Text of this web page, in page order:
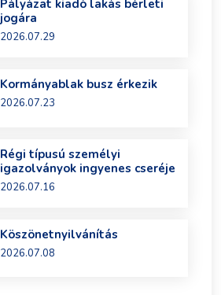
Pályázat kiadó lakás bérleti
jogára
2026.07.29
Kormányablak busz érkezik
2026.07.23
Régi típusú személyi
igazolványok ingyenes cseréje
2026.07.16
Köszönetnyilvánítás
2026.07.08